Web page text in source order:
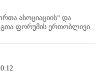
ასოციაციის“ და
ფორუმის ერთობლივი